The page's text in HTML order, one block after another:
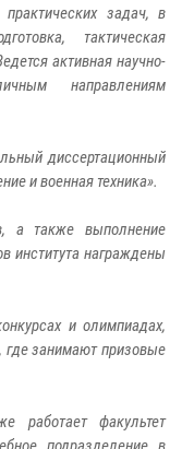
задач, в
тактическая
активная научно-
направлениям
диссертационный
и военная техника».
а также выполнение
института награждены
и олимпиадах,
где занимают призовые
работает факультет